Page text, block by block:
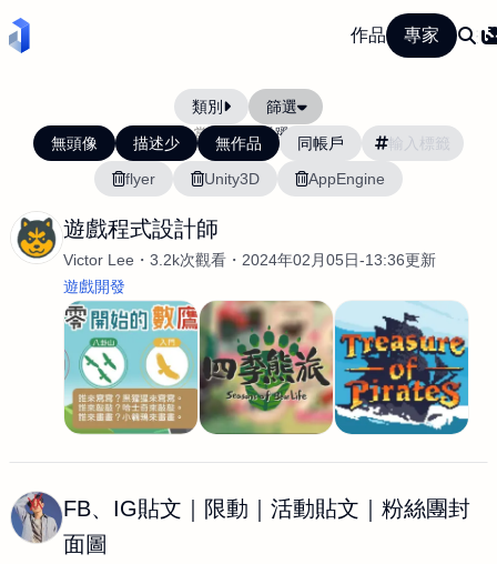
作品 專家
類別 篩選
當前排序: 活躍度
無頭像 描述少 無作品
同帳戶
flyer
Unity3D AppEngine
遊戲程式設計師
Victor Lee 3.2k次觀看
2024年02月05日-13:36更新
遊戲開發
FB、IG貼文｜限動｜活動貼文｜粉絲團封
面圖